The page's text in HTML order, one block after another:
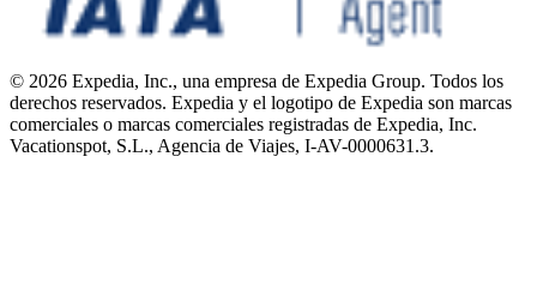
© 2026 Expedia, Inc., una empresa de Expedia Group. Todos los
derechos reservados. Expedia y el logotipo de Expedia son marcas
comerciales o marcas comerciales registradas de Expedia, Inc.
Vacationspot, S.L., Agencia de Viajes, I-AV-0000631.3.